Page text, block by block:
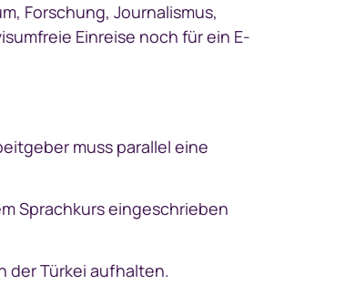
Forschung, Journalismus,
Einreise noch für ein E-
muss parallel eine
Sprachkurs eingeschrieben
der Türkei aufhalten.